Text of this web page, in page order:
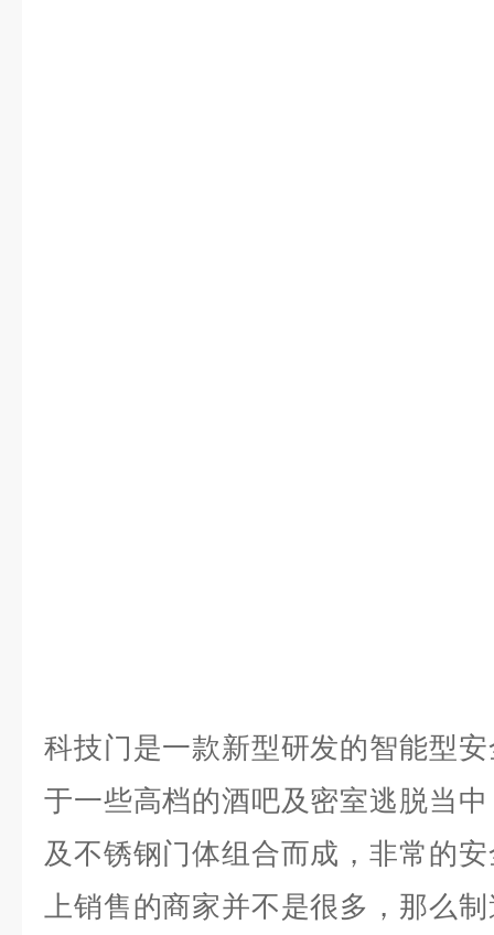
科技门是一款新型研发的智能型
于一些高档的酒吧及密室逃脱当
及不锈钢门体组合而成，非常的
上销售的商家并不是很多，那么